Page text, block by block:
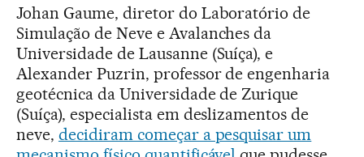
Johan Gaume, diretor do Laboratório de
Simulação de Neve e Avalanches da
Universidade de Lausanne (Suíça), e
Alexander Puzrin, professor de engenharia
geotécnica da Universidade de Zurique
(Suíça), especialista em deslizamentos de
neve, decidiram começar a pesquisar um